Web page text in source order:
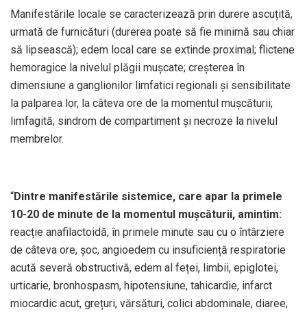
Manifestările locale se caracterizează prin durere ascuțită,
urmată de furnicături (durerea poate să fie minimă sau chiar
să lipsească); edem local care se extinde proximal; flictene
hemoragice la nivelul plăgii mușcate; creșterea în
dimensiune a ganglionilor limfatici regionali și sensibilitate
la palparea lor, la câteva ore de la momentul mușcăturii;
limfagită; sindrom de compartiment și necroze la nivelul
membrelor.
“Dintre manifestările sistemice, care apar la primele
10-20 de minute de la momentul mușcăturii, amintim:
reacție anafilactoidă, în primele minute sau cu o întârziere
de câteva ore, șoc, angioedem cu insuficiență respiratorie
acută severă obstructivă, edem al feței, limbii, epiglotei,
urticarie, bronhospasm, hipotensiune, tahicardie, infarct
miocardic acut, grețuri, vărsături, colici abdominale, diaree,